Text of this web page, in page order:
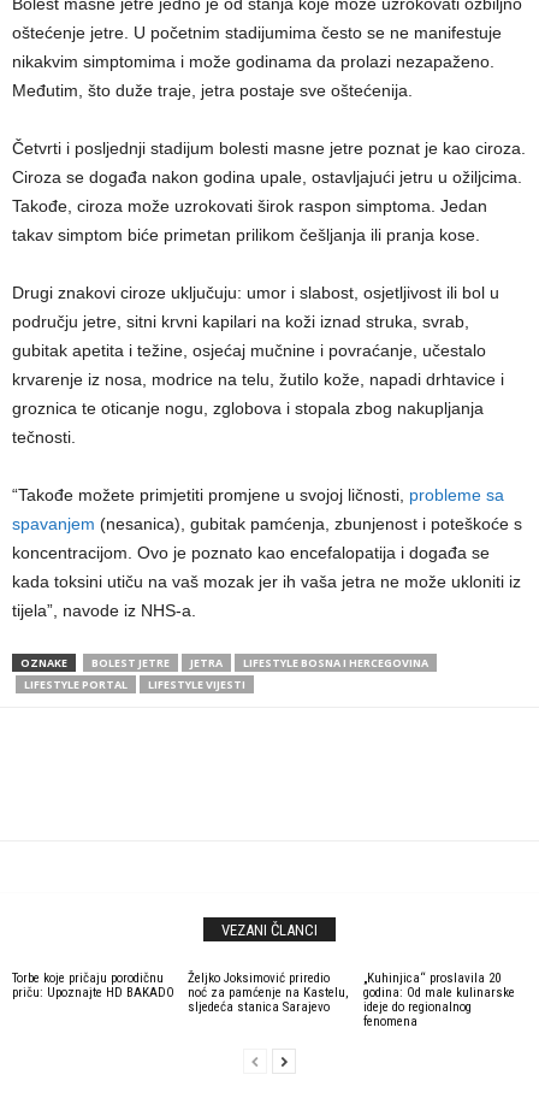
Bolest masne jetre jedno je od stanja koje može uzrokovati ozbiljno
oštećenje jetre. U početnim stadijumima često se ne manifestuje
nikakvim simptomima i može godinama da prolazi nezapaženo.
Međutim, što duže traje, jetra postaje sve oštećenija.
Četvrti i posljednji stadijum bolesti masne jetre poznat je kao ciroza.
Ciroza se događa nakon godina upale, ostavljajući jetru u ožiljcima.
Takođe, ciroza može uzrokovati širok raspon simptoma. Jedan
takav simptom biće primetan prilikom češljanja ili pranja kose.
Drugi znakovi ciroze uključuju: umor i slabost, osjetljivost ili bol u
području jetre, sitni krvni kapilari na koži iznad struka, svrab,
gubitak apetita i težine, osjećaj mučnine i povraćanje, učestalo
krvarenje iz nosa, modrice na telu, žutilo kože, napadi drhtavice i
groznica te oticanje nogu, zglobova i stopala zbog nakupljanja
tečnosti.
“Takođe možete primjetiti promjene u svojoj ličnosti, probleme sa
spavanjem (nesanica), gubitak pamćenja, zbunjenost i poteškoće s
koncentracijom. Ovo je poznato kao encefalopatija i događa se
kada toksini utiču na vaš mozak jer ih vaša jetra ne može ukloniti iz
tijela”, navode iz NHS-a.
OZNAKE BOLEST JETRE JETRA
LIFESTYLE BOSNA I HERCEGOVINA
LIFESTYLE PORTAL
LIFESTYLE VIJESTI
VEZANI ČLANCI
Torbe koje pričaju porodičnu
priču: Upoznajte HD BAKADO
Željko Joksimović priredio
noć za pamćenje na Kastelu,
sljedeća stanica Sarajevo
„Kuhinjica“ proslavila 20
godina: Od male kulinarske
ideje do regionalnog
fenomena